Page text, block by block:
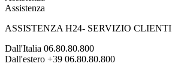
Assistenza
ASSISTENZA H24- SERVIZIO CLIENTI
Dall'Italia 06.80.80.800
Dall'estero +39 06.80.80.800